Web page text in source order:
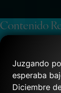
Contenido
Juzgando
esperaba
Diciembre